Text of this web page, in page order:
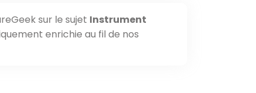
sur le sujet Instrument
enrichie au fil de nos